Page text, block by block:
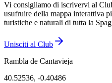
Vi consigliamo di iscrivervi al
usufruire della mappa interattiva
turistiche e naturali di tutta la
Unisciti al Club
Rambla de Cantavieja
40.52536, -0.40486